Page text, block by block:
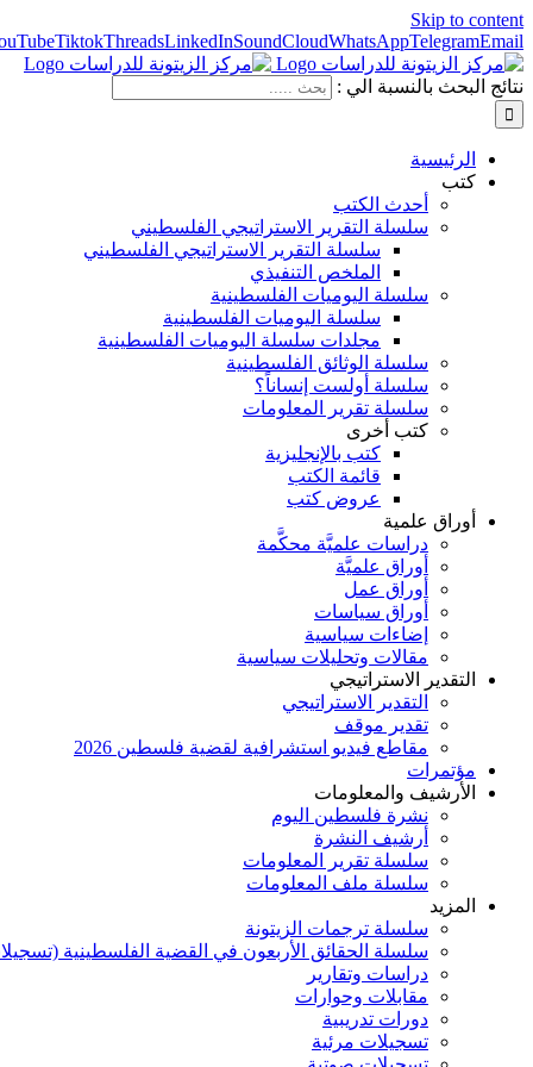
Skip to content
TiktokThreadsLinkedInSoundCloudWhatsAppTelegramEmail
نتائج البحث بالنسبة الي :
الرئيسية
كتب
أحدث الكتب
سلسلة التقرير الاستراتيجي الفلسطيني
سلسلة التقرير الاستراتيجي الفلسطيني
الملخص التنفيذي
سلسلة اليوميات الفلسطينية
سلسلة اليوميات الفلسطينية
مجلدات سلسلة اليوميات الفلسطينية
سلسلة الوثائق الفلسطينية
سلسلة أولست إنساناً؟
سلسلة تقرير المعلومات
كتب أخرى
كتب بالإنجليزية
قائمة الكتب
عروض كتب
أوراق علمية
دراسات علميَّة محكَّمة
أوراق علميَّة
أوراق عمل
أوراق سياسات
إضاءات سياسية
مقالات وتحليلات سياسية
التقدير الاستراتيجي
التقدير الاستراتيجي
تقدير موقف
مقاطع فيديو استشرافية لقضية فلسطين 2026
مؤتمرات
الأرشيف والمعلومات
نشرة فلسطين اليوم
أرشيف النشرة
سلسلة تقرير المعلومات
سلسلة ملف المعلومات
المزيد
سلسلة ترجمات الزيتونة
سلسلة الحقائق الأربعون في القضية الفلسطينية
دراسات وتقارير
مقابلات وحوارات
دورات تدريبية
تسجيلات مرئية